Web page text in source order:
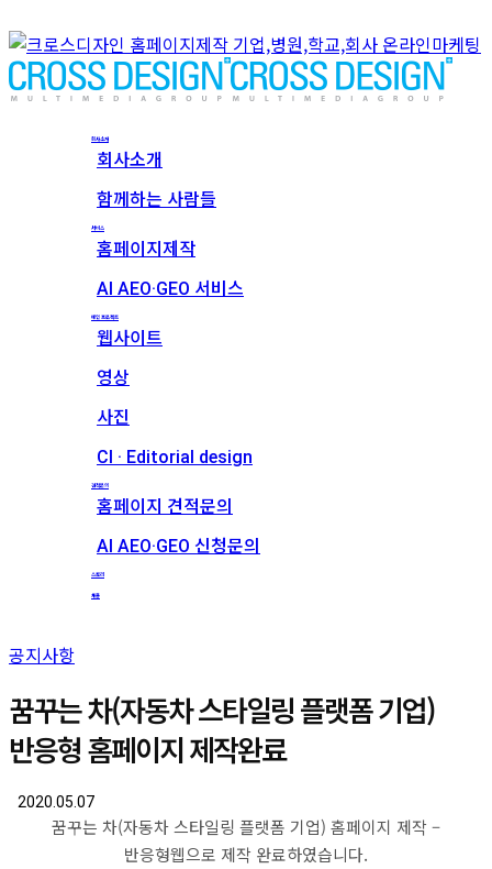
회사소개
회사소개
함께하는 사람들
서비스
홈페이지제작
AI AEO·GEO 서비스
메인 프로젝트
웹사이트
영상
사진
CI · Editorial design
견적문의
홈페이지 견적문의
AI AEO·GEO 신청문의
스토리
채용
공지사항
꿈꾸는 차(자동차 스타일링 플랫폼 기업)
반응형 홈페이지 제작완료
2020.05.07
꿈꾸는 차(자동차 스타일링 플랫폼 기업) 홈페이지 제작 –
반응형웹으로 제작 완료하였습니다.